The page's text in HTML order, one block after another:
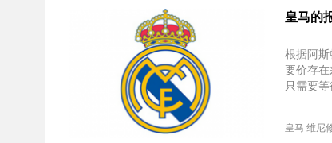
皇马的
根据阿
要价存
只需要等
皇马 维尼